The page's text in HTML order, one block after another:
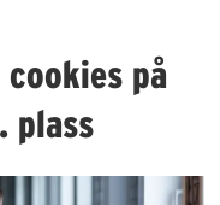
på
plass